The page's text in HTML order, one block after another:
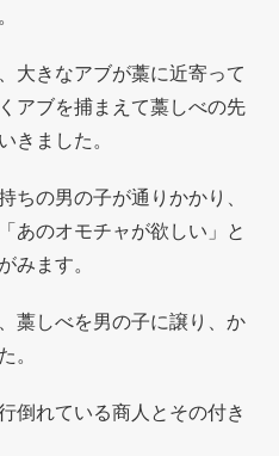
大きなアブが藁に近寄って
アブを捕まえて藁しべの先
きました。
ちの男の子が通りかかり、
「あのオモチャが欲しい」と
みます。
藁しべを男の子に譲り、か
。
倒れている商人とその付き